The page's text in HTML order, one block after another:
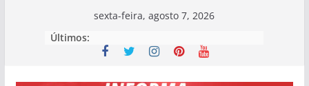
sexta-feira, agosto 7, 2026
Últimos: